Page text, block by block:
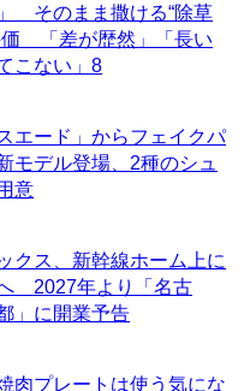
そのまま撒ける“除草
価 「差が歴然」「長い
こない」 8
エード」からフェイクパ
モデル登場、2種のシュ
意
クス、新幹線ホーム上に
2027年より「名古
」に開業予告
肉プレートは使う気にな